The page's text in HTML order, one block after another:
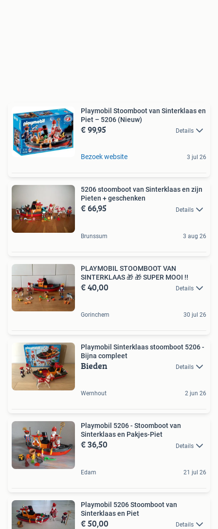
Playmobil Stoomboot van Sinterklaas en
Piet – 5206 (Nieuw)
€ 99,95 Details
Bezoek website 3 jul 26
5206 stoomboot van Sinterklaas en zijn
Pieten + geschenken
€ 66,95 Details
Brunssum 3 aug 26
PLAYMOBIL STOOMBOOT VAN
SINTERKLAAS 🎁 🎁 SUPER MOOI !!
€ 40,00 Details
Gorinchem 30 jul 26
Playmobil Sinterklaas stoomboot 5206 -
Bijna compleet
Bieden Details
Wernhout 2 jun 26
Playmobil 5206 - Stoomboot van
Sinterklaas en Pakjes-Piet
€ 36,50 Details
Edam 21 jul 26
Playmobil 5206 Stoomboot van
Sinterklaas en Piet
€ 50,00 Details